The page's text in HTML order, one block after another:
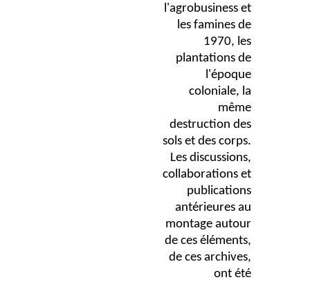
l'agrobusiness et
les famines de
1970, les
plantations de
l'époque
coloniale, la
même
destruction des
sols et des corps.
Les discussions,
collaborations et
publications
antérieures au
montage autour
de ces éléments,
de ces archives,
ont été